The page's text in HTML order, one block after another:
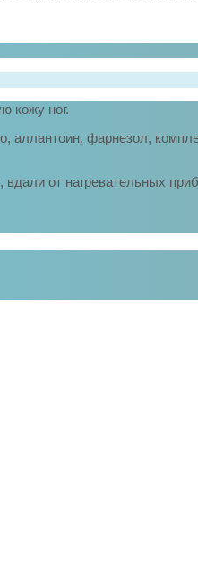
кожу ног.
аллантоин, фарнезол,
от нагревательных